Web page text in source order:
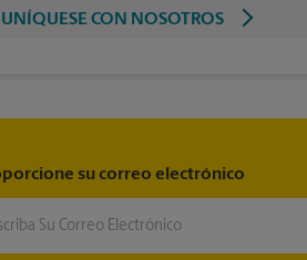
CON NOSOTROS
su correo electrónico